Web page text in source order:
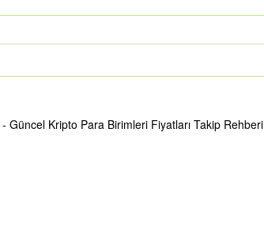
- Güncel Kripto Para Birimleri Fiyatları Takip Rehberi